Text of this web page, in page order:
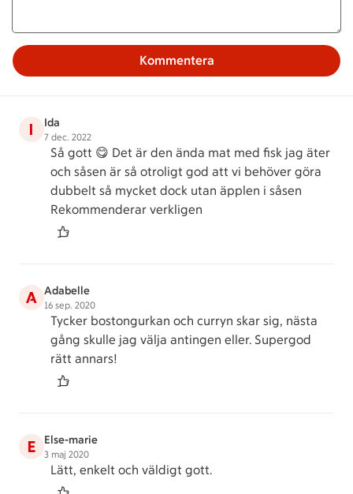
Kommentera
I Ida
7 dec. 2022
Så gott 😋 Det är den ända mat med fisk jag äter
och såsen är så otroligt god att vi behöver göra
dubbelt så mycket dock utan äpplen i såsen
Rekommenderar verkligen
A Adabelle
16 sep. 2020
Tycker bostongurkan och curryn skar sig, nästa
gång skulle jag välja antingen eller. Supergod
rätt annars!
E Else-marie
3 maj 2020
Lätt, enkelt och väldigt gott.